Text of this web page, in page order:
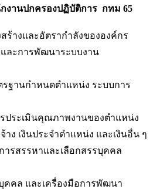
งานปกครองปฏิบัติการ กทม 65
ร้างและอัตรากำลังขององค์กร
ละการพัฒนาระบบงาน
ฐานกำหนดตำแหน่ง ระบบการ
ประเมินคุณภาพงานของตำแหน่ง
าง เงินประจำตำแหน่ง และเงินอื่น ๆ
รสรรหาและเลือกสรรบุคคล
คคล และเครื่องมือการพัฒนา